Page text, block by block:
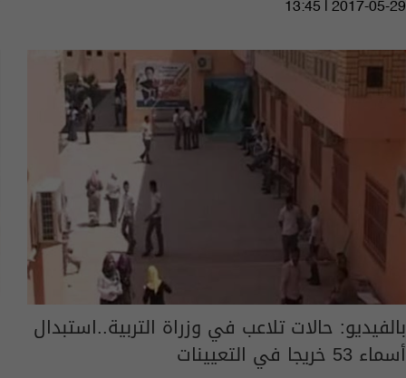
13:45 | 2017-05-29
بالفيديو: حالات تلاعب في وزراة التربية..استبدال
أسماء 53 خريجا في التعيينات